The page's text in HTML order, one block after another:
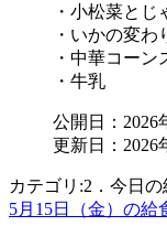
・小松菜と
・いかの変わ
・中華コーン
・牛乳
公開日：2026
更新日：2026
カテゴリ:2．今日の
5月15日（金）の給